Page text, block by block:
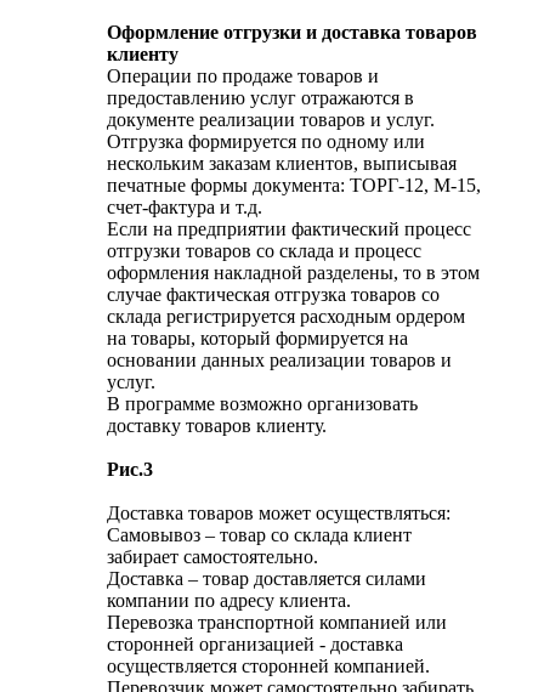
Оформление отгрузки и доставка товаров
клиенту
Операции по продаже товаров и
предоставлению услуг отражаются в
документе реализации товаров и услуг.
Отгрузка формируется по одному или
нескольким заказам клиентов, выписывая
печатные формы документа: ТОРГ-12, М-15,
счет-фактура и т.д.
Если на предприятии фактический процесс
отгрузки товаров со склада и процесс
оформления накладной разделены, то в этом
случае фактическая отгрузка товаров со
склада регистрируется расходным ордером
на товары, который формируется на
основании данных реализации товаров и
услуг.
В программе возможно организовать
доставку товаров клиенту.
Рис.3
Доставка товаров может осуществляться:
Самовывоз – товар со склада клиент
забирает самостоятельно.
Доставка – товар доставляется силами
компании по адресу клиента.
Перевозка транспортной компанией или
сторонней организацией - доставка
осуществляется сторонней компанией.
Перевозчик может самостоятельно забирать